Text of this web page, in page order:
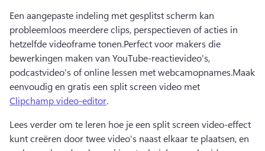
Een aangepaste indeling met gesplitst scherm kan
probleemloos meerdere clips, perspectieven of acties in
hetzelfde videoframe tonen.Perfect voor makers die
bewerkingen maken van YouTube-reactievideo's,
podcastvideo's of online lessen met webcamopnames.Maak
eenvoudig en gratis een split screen video met
Clipchamp video-editor.
Lees verder om te leren hoe je een split screen video-effect
kunt creëren door twee video's naast elkaar te plaatsen, en